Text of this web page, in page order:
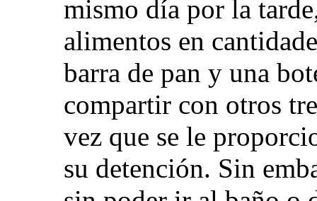
mismo día por la
alimentos en
barra de pan y una
compartir con otros
vez que se le
su detención. Sin